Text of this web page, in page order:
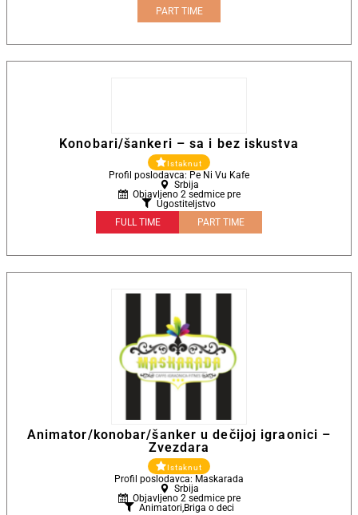
PART TIME
Konobari/šankeri – sa i bez iskustva
Istaknut
Profil poslodavca: Pe Ni Vu Kafe
Srbija
Objavljeno 2 sedmice pre
Ugostiteljstvo
FULL TIME
PART TIME
Animator/konobar/šanker u dečijoj igraonici –
Zvezdara
Istaknut
Profil poslodavca: Maskarada
Srbija
Objavljeno 2 sedmice pre
Animatori,Briga o deci